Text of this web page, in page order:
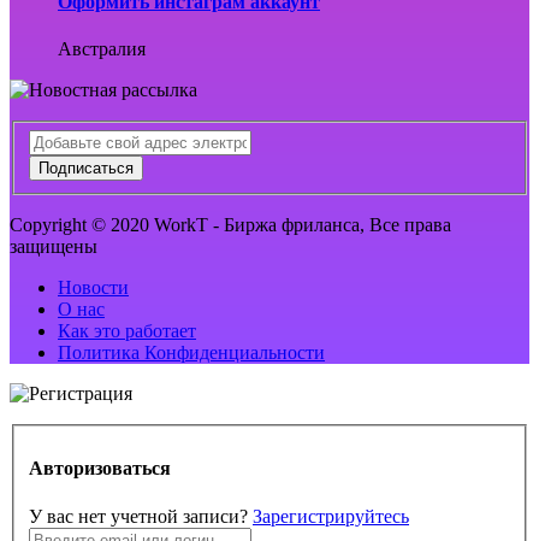
Австралия
Подписаться
Copyright © 2020 WorkT - Биржа фриланса, Все права
защищены
Новости
О нас
Как это работает
Политика Конфиденциальности
Авторизоваться
У вас нет учетной записи? Зарегистрируйтесь